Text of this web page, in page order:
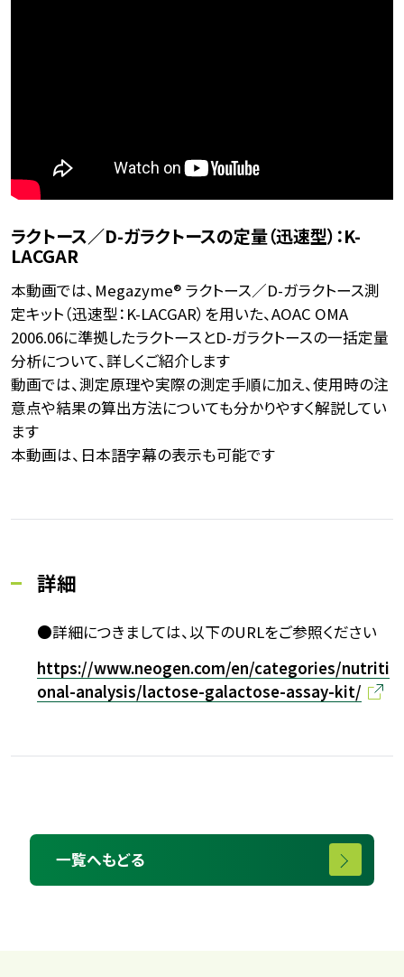
ラクトース／D-ガラクトースの定量（迅速型）：K-
LACGAR
本動画では、Megazyme® ラクトース／D-ガラクトース測
定キット（迅速型：K-LACGAR）を用いた、AOAC OMA
2006.06に準拠したラクトースとD-ガラクトースの一括定量
分析について、詳しくご紹介します
動画では、測定原理や実際の測定手順に加え、使用時の注
意点や結果の算出方法についても分かりやすく解説してい
ます
本動画は、日本語字幕の表示も可能です
詳細
●詳細につきましては、以下のURLをご参照ください
https://www.neogen.com/en/categories/nutriti
onal-analysis/lactose-galactose-assay-kit/
一覧へもどる